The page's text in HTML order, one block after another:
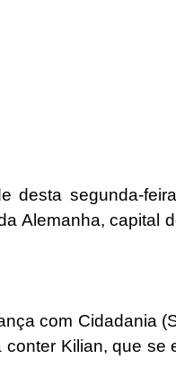
desta segunda-
Alemanha, capital
com Cidadania
Kilian, que